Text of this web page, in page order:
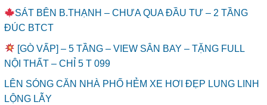
SÁT BÊN B.THẠNH – CHƯA QUA ĐẦU TƯ – 2 TẦNG
ĐÚC BTCT
[GÒ VẤP] – 5 TẦNG – VIEW SÂN BAY – TẶNG FULL
NỘI THẤT – CHỈ 5 T 099
LÊN SÓNG CĂN NHÀ PHỐ HẺM XE HƠI ĐẸP LUNG LINH
LỘNG LẪY